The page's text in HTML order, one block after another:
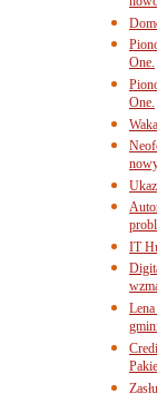
One.
One.
IT